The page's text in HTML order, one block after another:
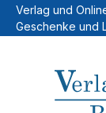
Zum Hauptinhalt
Verlag und
Geschenke und